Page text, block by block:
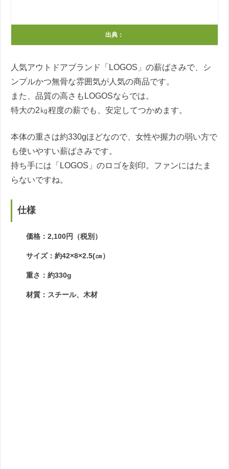
出典：
人気アウトドアブランド「LOGOS」の薪ばさみで、シ
ンプルかつ無骨な雰囲気が人気の商品です。
また、品質の高さもLOGOSならでは。
特大の2㎏程度の薪でも、安定してつかめます。
本体の重さは約330gほどなので、女性や握力の弱い方で
も使いやすい薪ばさみです。
持ち手には「LOGOS」のロゴを刻印。ファンにはたま
らないですね。
仕様
価格：2,100円（税別）
サイズ：約42×8×2.5(㎝）
重さ：約330g
材質：スチール、木材